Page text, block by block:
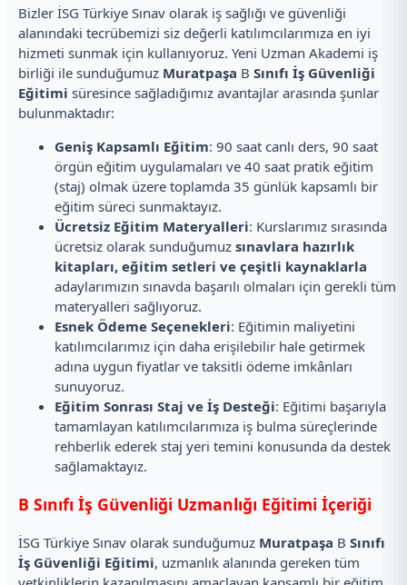
Bizler İSG Türkiye Sınav olarak iş sağlığı ve güvenliği
alanındaki tecrübemizi siz değerli katılımcılarımıza en iyi
hizmeti sunmak için kullanıyoruz. Yeni Uzman Akademi iş
birliği ile sunduğumuz Muratpaşa B Sınıfı İş Güvenliği
Eğitimi süresince sağladığımız avantajlar arasında şunlar
bulunmaktadır:
Geniş Kapsamlı Eğitim: 90 saat canlı ders, 90 saat
örgün eğitim uygulamaları ve 40 saat pratik eğitim
(staj) olmak üzere toplamda 35 günlük kapsamlı bir
eğitim süreci sunmaktayız.
Ücretsiz Eğitim Materyalleri: Kurslarımız sırasında
ücretsiz olarak sunduğumuz sınavlara hazırlık
kitapları, eğitim setleri ve çeşitli kaynaklarla
adaylarımızın sınavda başarılı olmaları için gerekli tüm
materyalleri sağlıyoruz.
Esnek Ödeme Seçenekleri: Eğitimin maliyetini
katılımcılarımız için daha erişilebilir hale getirmek
adına uygun fiyatlar ve taksitli ödeme imkânları
sunuyoruz.
Eğitim Sonrası Staj ve İş Desteği: Eğitimi başarıyla
tamamlayan katılımcılarımıza iş bulma süreçlerinde
rehberlik ederek staj yeri temini konusunda da destek
sağlamaktayız.
B Sınıfı İş Güvenliği Uzmanlığı Eğitimi İçeriği
İSG Türkiye Sınav olarak sunduğumuz Muratpaşa B Sınıfı
İş Güvenliği Eğitimi, uzmanlık alanında gereken tüm